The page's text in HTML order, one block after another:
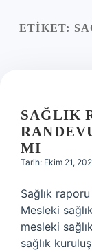
Yasal Uyarı
ETIKET:
SAĞLIK
MI
Tarih: Ekim 21,
Sağlık
Mesleki
mesleki
sağlık